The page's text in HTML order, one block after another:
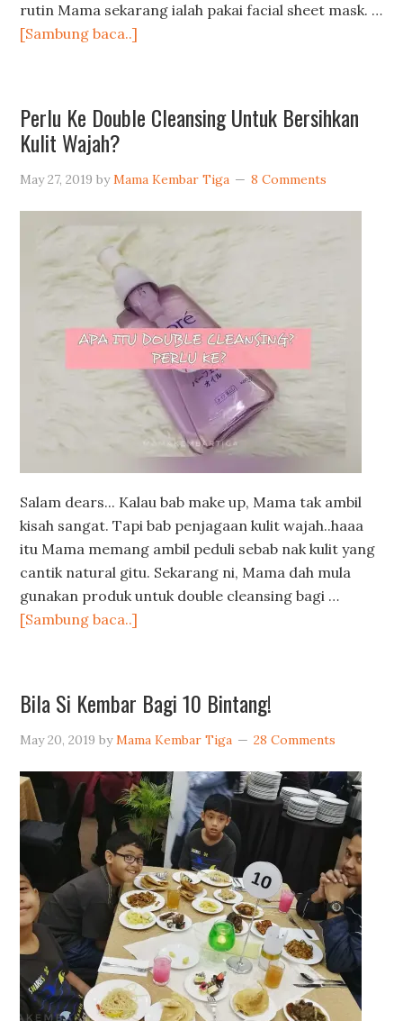
rutin Mama sekarang ialah pakai facial sheet mask. …
[Sambung baca..]
Perlu Ke Double Cleansing Untuk Bersihkan
Kulit Wajah?
May 27, 2019 byMama Kembar Tiga 8 Comments
Salam dears... Kalau bab make up, Mama tak ambil
kisah sangat. Tapi bab penjagaan kulit wajah..haaa
itu Mama memang ambil peduli sebab nak kulit yang
cantik natural gitu. Sekarang ni, Mama dah mula
gunakan produk untuk double cleansing bagi …
[Sambung baca..]
Bila Si Kembar Bagi 10 Bintang!
May 20, 2019 byMama Kembar Tiga 28 Comments